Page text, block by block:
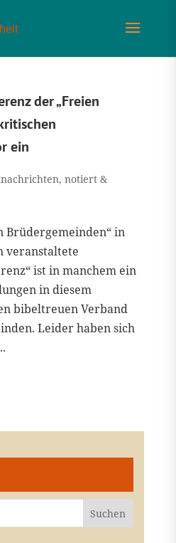
der „Freien
ein
, notiert &
Brüdergemeinden“ in
veranstaltete
ist in manchem ein
in diesem
bibeltreuen Verband
Leider haben sich